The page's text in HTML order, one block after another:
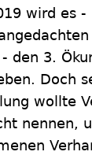
wird es -
den 3.
Doch
wollte
nennen,